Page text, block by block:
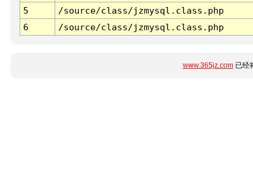
5
/source/class/jzmysql.class.php
6
/source/class/jzmysql.class.php
www.365jz.com已经